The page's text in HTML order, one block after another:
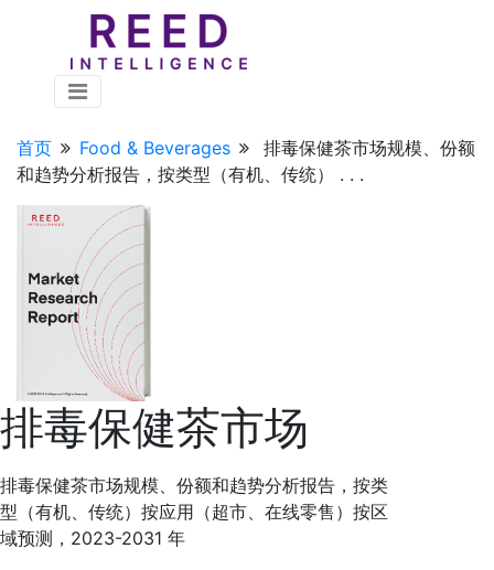
首页 Food & Beverages
排毒保健茶市场规模、份额
和趋势分析报告，按类型（有机、传统） . . .
排毒保健茶市场
排毒保健茶市场规模、份额和趋势分析报告，按类
型（有机、传统）按应用（超市、在线零售）按区
域预测，2023-2031 年